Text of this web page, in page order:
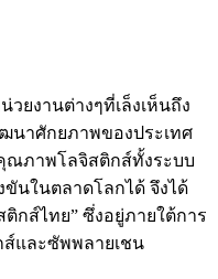
ยงานต่างๆที่เล็งเห็นถึง
นาศักยภาพของประเทศ
ณภาพโลจิสติกส์ทั้งระบบ
นในตลาดโลกได้ จึงได้
กส์ไทย” ซึ่งอยู่ภายใต้การ
และซัพพลายเชน